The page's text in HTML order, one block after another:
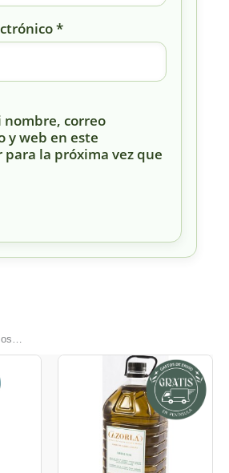
*
nombre, correo
y web en este
para la próxima vez que